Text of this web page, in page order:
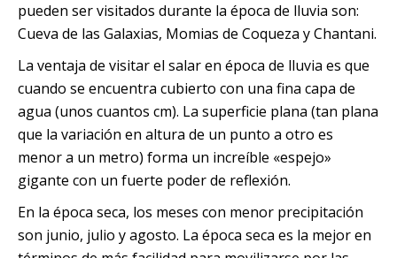
pueden ser visitados durante la época de lluvia son:
Cueva de las Galaxias, Momias de Coqueza y Chantani.
La ventaja de visitar el salar en época de lluvia es que
cuando se encuentra cubierto con una fina capa de
agua (unos cuantos cm). La superficie plana (tan plana
que la variación en altura de un punto a otro es
menor a un metro) forma un increíble «espejo»
gigante con un fuerte poder de reflexión.
En la época seca, los meses con menor precipitación
son junio, julio y agosto. La época seca es la mejor en